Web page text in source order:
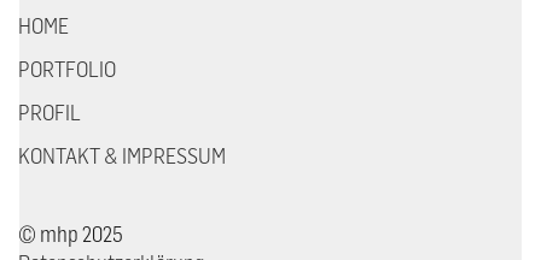
HOME
PORTFOLIO
PROFIL
KONTAKT & IMPRESSUM
© mhp 2025